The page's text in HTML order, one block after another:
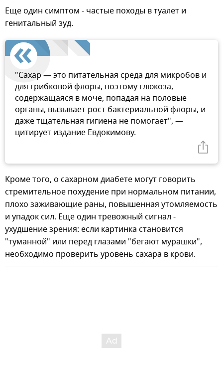
Еще один симптом - частые походы в туалет и
генитальный зуд.
"Сахар — это питательная среда для микробов и
для грибковой флоры, поэтому глюкоза,
содержащаяся в моче, попадая на половые
органы, вызывает рост бактериальной флоры, и
даже тщательная гигиена не помогает", —
цитирует издание Евдокимову.
Кроме того, о сахарном диабете могут говорить
стремительное похудение при нормальном питании,
плохо заживающие раны, повышенная утомляемость
и упадок сил. Еще один тревожный сигнал -
ухудшение зрения: если картинка становится
"туманной" или перед глазами "бегают мурашки",
необходимо проверить уровень сахара в крови.